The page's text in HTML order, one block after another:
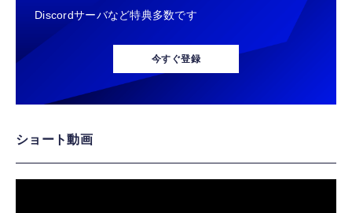
Discordサーバなど特典多数です
今すぐ登録
ショート動画